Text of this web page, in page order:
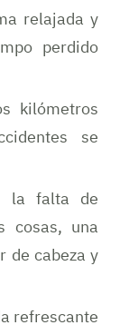
relajada y
perdido
kilómetros
se
la falta de
cosas, una
de cabeza y
refrescante